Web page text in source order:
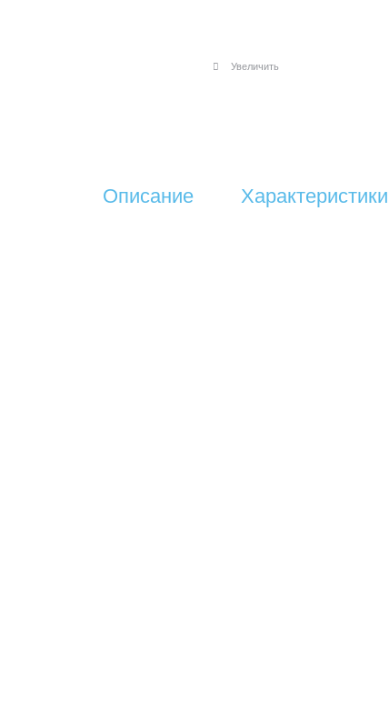
Увеличить
Описание Характеристики